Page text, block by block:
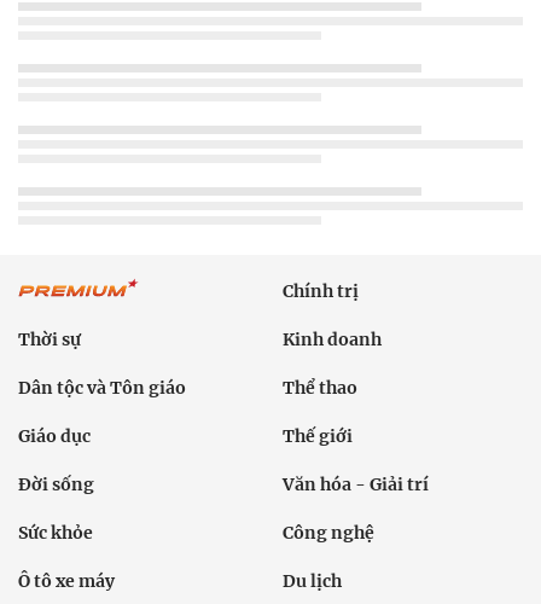
Chính trị
Thời sự Kinh doanh
Dân tộc và Tôn giáo Thể thao
Giáo dục Thế giới
Đời sống Văn hóa - Giải trí
Sức khỏe Công nghệ
Ô tô xe máy Du lịch